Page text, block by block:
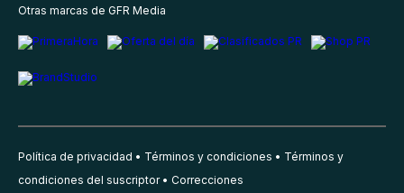
Otras marcas de GFR Media
Política de privacidad Términos y condiciones
Términos y
condiciones del suscriptor
Correcciones